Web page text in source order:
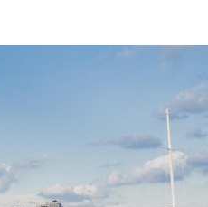
への貢献
財戦略の策定方法